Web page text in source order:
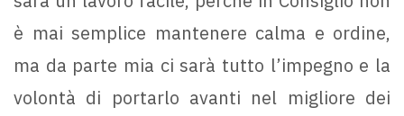
è mai semplice mantenere calma e ordine,
ma da parte mia ci sarà tutto l’impegno e la
volontà di portarlo avanti nel migliore dei